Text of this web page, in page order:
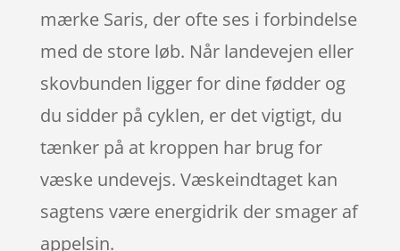
mærke Saris, der ofte ses i forbindelse
med de store løb. Når landevejen eller
skovbunden ligger for dine fødder og
du sidder på cyklen, er det vigtigt, du
tænker på at kroppen har brug for
væske undevejs. Væskeindtaget kan
sagtens være energidrik der smager af
appelsin.